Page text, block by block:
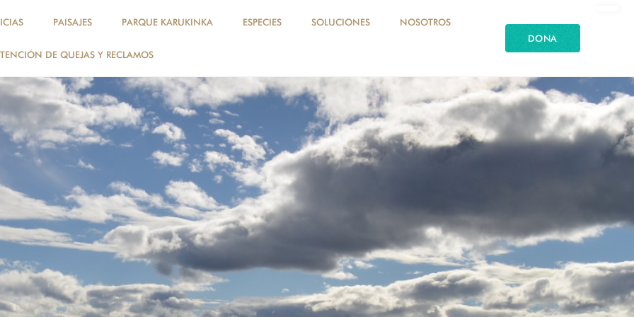
PAISAJES PARQUE KARUKINKA ESPECIES SOLUCIONES NOSOTROS
DE QUEJAS Y RECLAMOS
DONA